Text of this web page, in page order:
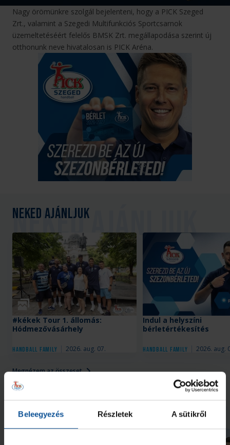
Beleegyezés Részletek A sütikről
Nagy örömünkre szolgál bejelenteni, hogy a PICK Szeged
Zrt., valamint a Szegedi Multifunkciós Sportcsarnok
üzemeltetéséért felelős BMSK Zrt. megállapodása szerint új
otthonunk neve hivatalosan is PICK Aréna.
Neked ajánljuk
Megnézem az összeset
Galéria
Handball Family 2026. aug. 07.
#kékek Tour 1. állomás:
Hódmezővásárhely
Handball Family 2026. aug.
Indul a helyszíni
bérletértékesítés
További friss hírek